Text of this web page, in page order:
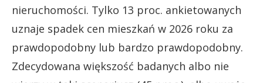
nieruchomości. Tylko 13 proc. ankietowanych
uznaje spadek cen mieszkań w 2026 roku za
prawdopodobny lub bardzo prawdopodobny.
Zdecydowana większość badanych albo nie